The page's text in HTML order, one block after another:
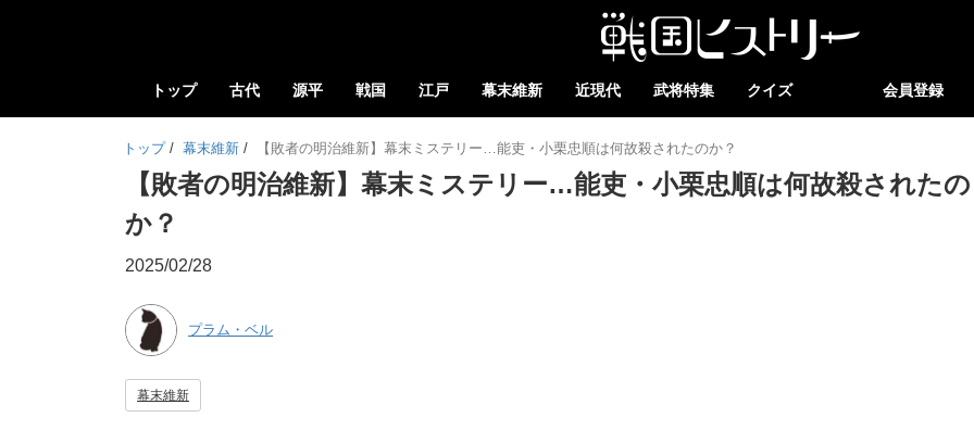
トップ 古代 源平 戦国 江戸 幕末維新 近現代 武将特集 クイズ 会員登録
トップ / 幕末維新 / 【敗者の明治維新】幕末ミステリー…能吏・小栗忠順は何故殺されたのか？
【敗者の明治維新】幕末ミステリー…能吏・小栗忠順は何故殺されたの
か？
2025/02/28
プラム・ベル
幕末維新